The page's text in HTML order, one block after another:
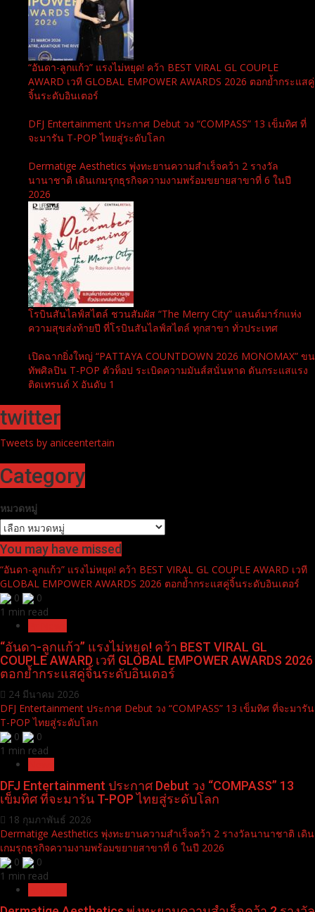
“อันดา-ลูกแก้ว” แรงไม่หยุด! คว้า BEST VIRAL GL COUPLE
AWARD เวที GLOBAL EMPOWER AWARDS 2026 ตอกย้ำกระแสคู่
จิ้นระดับอินเตอร์
DFJ Entertainment ประกาศ Debut วง “COMPASS” 13 เข็มทิศ ที่
จะมารัน T-POP ไทยสู่ระดับโลก
Dermatige Aesthetics พุ่งทะยานความสำเร็จคว้า 2 รางวัล
นานาชาติ เดินเกมรุกธุรกิจความงามพร้อมขยายสาขาที่ 6 ในปี
2026
โรบินสันไลฟ์สไตล์ ชวนสัมผัส “The Merry City” แลนด์มาร์กแห่ง
ความสุขส่งท้ายปี ที่โรบินสันไลฟ์สไตล์ ทุกสาขา ทั่วประเทศ
เปิดฉากยิ่งใหญ่ “PATTAYA COUNTDOWN 2026 MONOMAX” ขน
ทัพศิลปิน T-POP ตัวท็อป ระเบิดความมันส์สนั่นหาด ดันกระแสแรง
ติดเทรนด์ X อันดับ 1
twitter
Tweets by aniceentertain
Category
หมวดหมู่
You may have missed
“อันดา-ลูกแก้ว” แรงไม่หยุด! คว้า BEST VIRAL GL COUPLE AWARD เวที
GLOBAL EMPOWER AWARDS 2026 ตอกย้ำกระแสคู่จิ้นระดับอินเตอร์
0
0
1 min read
“อันดา-ลูกแก้ว” แรงไม่หยุด! คว้า BEST VIRAL GL
COUPLE AWARD เวที GLOBAL EMPOWER AWARDS 2026
ตอกย้ำกระแสคู่จิ้นระดับอินเตอร์
24 มีนาคม 2026
DFJ Entertainment ประกาศ Debut วง “COMPASS” 13 เข็มทิศ ที่จะมารัน
T-POP ไทยสู่ระดับโลก
0
0
1 min read
DFJ Entertainment ประกาศ Debut วง “COMPASS” 13
เข็มทิศ ที่จะมารัน T-POP ไทยสู่ระดับโลก
18 กุมภาพันธ์ 2026
Dermatige Aesthetics พุ่งทะยานความสำเร็จคว้า 2 รางวัลนานาชาติ เดิน
เกมรุกธุรกิจความงามพร้อมขยายสาขาที่ 6 ในปี 2026
0
0
1 min read